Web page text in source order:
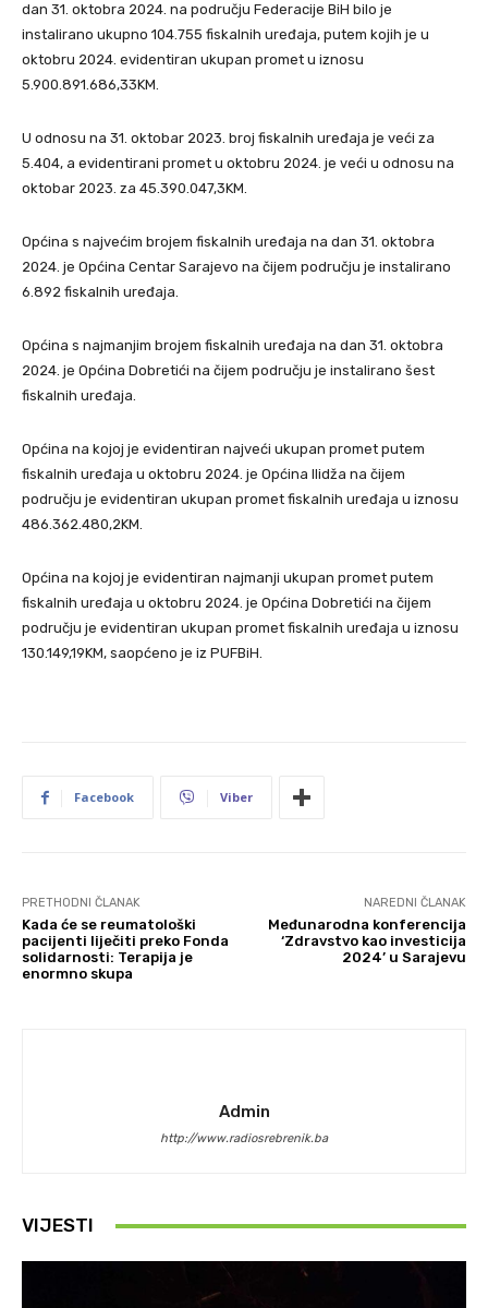
dan 31. oktobra 2024. na području Federacije BiH bilo je
instalirano ukupno 104.755 fiskalnih uređaja, putem kojih je u
oktobru 2024. evidentiran ukupan promet u iznosu
5.900.891.686,33KM.
U odnosu na 31. oktobar 2023. broj fiskalnih uređaja je veći za
5.404, a evidentirani promet u oktobru 2024. je veći u odnosu na
oktobar 2023. za 45.390.047,3KM.
Općina s najvećim brojem fiskalnih uređaja na dan 31. oktobra
2024. je Općina Centar Sarajevo na čijem području je instalirano
6.892 fiskalnih uređaja.
Općina s najmanjim brojem fiskalnih uređaja na dan 31. oktobra
2024. je Općina Dobretići na čijem području je instalirano šest
fiskalnih uređaja.
Općina na kojoj je evidentiran najveći ukupan promet putem
fiskalnih uređaja u oktobru 2024. je Općina Ilidža na čijem
području je evidentiran ukupan promet fiskalnih uređaja u iznosu
486.362.480,2KM.
Općina na kojoj je evidentiran najmanji ukupan promet putem
fiskalnih uređaja u oktobru 2024. je Općina Dobretići na čijem
području je evidentiran ukupan promet fiskalnih uređaja u iznosu
130.149,19KM, saopćeno je iz PUFBiH.
Facebook Viber
PRETHODNI ČLANAK
Kada će se reumatološki
pacijenti liječiti preko Fonda
solidarnosti: Terapija je
enormno skupa
NAREDNI ČLANAK
Međunarodna konferencija
‘Zdravstvo kao investicija
2024’ u Sarajevu
Admin
http://www.radiosrebrenik.ba
VIJESTI